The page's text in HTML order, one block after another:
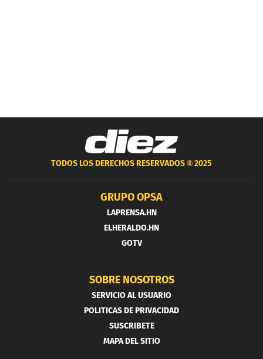
TODOS LOS DERECHOS RESERVADOS ®2025
GRUPO OPSA
LAPRENSA.HN
ELHERALDO.HN
GOTV
SOBRE NOSOTROS
SERVICIO AL USUARIO
POLITICAS DE PRIVACIDAD
SUSCRIBETE
MAPA DEL SITIO